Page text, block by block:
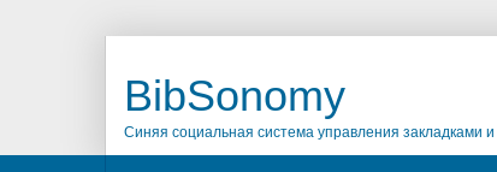
BibSonomy
Синяя социальная система управления закладками